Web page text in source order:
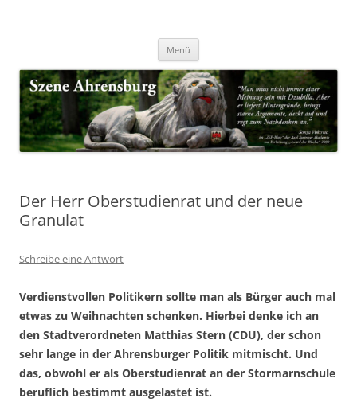
Szene Ahrensburg
Menü
Der Herr Oberstudienrat und der neue
Granulat
Schreibe eine Antwort
Verdienstvollen Politikern sollte man als Bürger auch mal
etwas zu Weihnachten schenken. Hierbei denke ich an
den Stadtverordneten Matthias Stern (CDU), der schon
sehr lange in der Ahrensburger Politik mitmischt. Und
das, obwohl er als Oberstudienrat an der Stormarnschule
beruflich bestimmt ausgelastet ist.